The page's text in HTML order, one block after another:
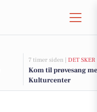
7 timer siden | DET SKER
Kom til prøvesang
Kulturcenter